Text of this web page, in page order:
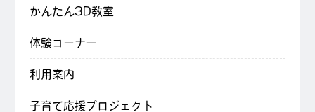
かんたん3D教室
体験コーナー
利用案内
子育て応援プロジェクト